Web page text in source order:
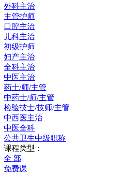
外科主治
主管护师
口腔主治
儿科主治
初级护师
妇产主治
全科主治
中医主治
药士/师/主管
中药士/师/主管
检验技士/技师/主管
中西医主治
中医全科
公共卫生中级职称
课程类型：
全 部
免费课